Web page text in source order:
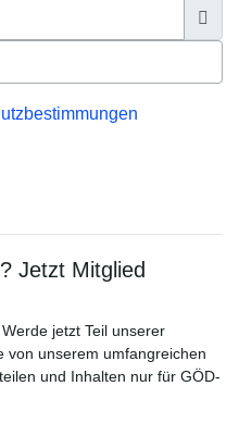
Jetzt Mitglied
jetzt Teil unserer
von unserem umfangreichen
und Inhalten nur für GÖD-